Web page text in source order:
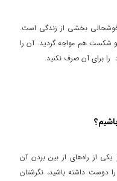
بخشی از زندگی است.
شکست هم مواجه گردید. آن را
را برای آن صرف نکنید.
از راه‌های از بین بردن آن
داشته باشید، نگرشتان